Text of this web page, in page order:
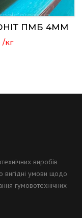
ПМБ 4ММ
виробів
вигідні умови щодо
гумовотехнічних